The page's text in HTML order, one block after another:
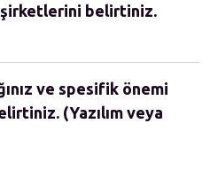
şirketlerini belirtiniz.
ve spesifik önemi
(Yazılım veya